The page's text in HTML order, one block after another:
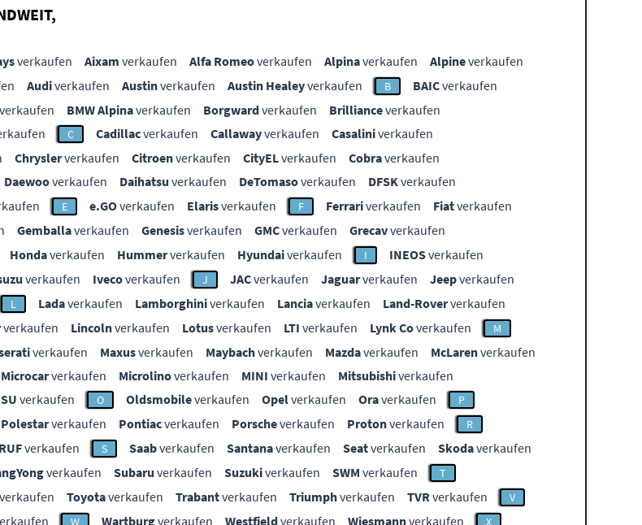
verkaufen Aixam verkaufen Alfa Romeoverkaufen Alpinaverkaufen Alpineverkaufen
Audiverkaufen Austinverkaufen Austin Healeyverkaufen B BAICverkaufen
verkaufen BMW Alpinaverkaufen Borgwardverkaufen Brillianceverkaufen
C Cadillacverkaufen Callawayverkaufen Casaliniverkaufen
Chryslerverkaufen Citroenverkaufen CityELverkaufen Cobraverkaufen
Daewooverkaufen Daihatsu verkaufen DeTomasoverkaufen DFSKverkaufen
E e.GOverkaufen Elarisverkaufen F Ferrariverkaufen Fiatverkaufen
Gemballaverkaufen Genesisverkaufen GMCverkaufen Grecavverkaufen
Hondaverkaufen Hummerverkaufen Hyundaiverkaufen I INEOSverkaufen
verkaufen Ivecoverkaufen J JACverkaufen Jaguarverkaufen Jeepverkaufen
L Ladaverkaufen Lamborghiniverkaufen Lanciaverkaufen Land-Roververkaufen
verkaufen Lincolnverkaufen Lotusverkaufen LTI verkaufen Lynk Coverkaufen M
verkaufen Maxusverkaufen Maybachverkaufen Mazdaverkaufen McLarenverkaufen
Microcarverkaufen Microlinoverkaufen MINI verkaufen Mitsubishiverkaufen
verkaufen O Oldsmobileverkaufen Opelverkaufen Oraverkaufen P
Polestarverkaufen Pontiacverkaufen Porscheverkaufen Protonverkaufen R
RUFverkaufen S Saabverkaufen Santanaverkaufen Seatverkaufen Skodaverkaufen
verkaufen Subaru verkaufen Suzukiverkaufen SWM verkaufen T
verkaufen Toyotaverkaufen Trabantverkaufen Triumphverkaufen TVRverkaufen V
W Wartburgverkaufen Westfieldverkaufen Wiesmannverkaufen X